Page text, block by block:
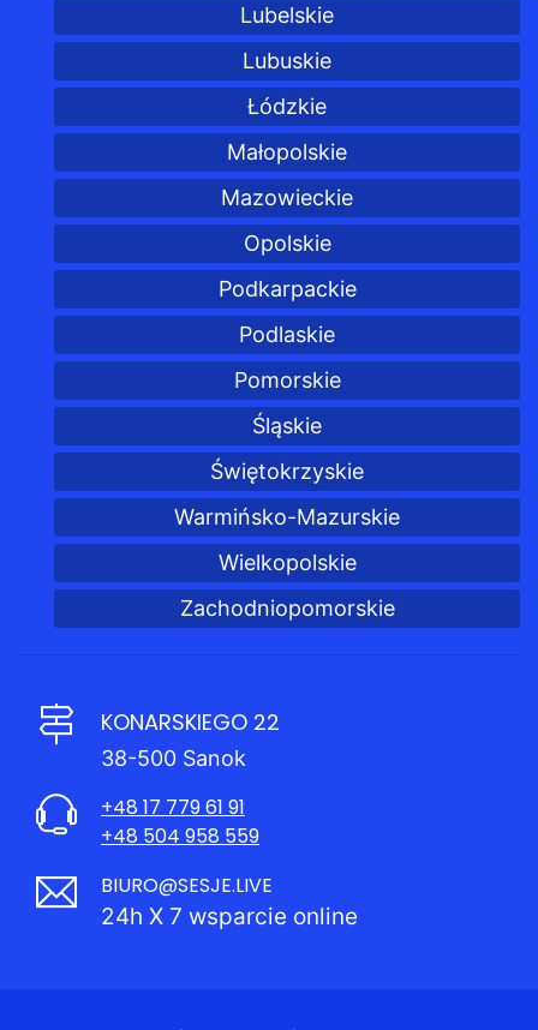
Lubelskie
Lubuskie
Łódzkie
Małopolskie
Mazowieckie
Opolskie
Podkarpackie
Podlaskie
Pomorskie
Śląskie
Świętokrzyskie
Warmińsko-Mazurskie
Wielkopolskie
Zachodniopomorskie
KONARSKIEGO 22
38-500 Sanok
+48 17 779 61 91
+48 504 958 559
BIURO@SESJE.LIVE
24h X 7 wsparcie online